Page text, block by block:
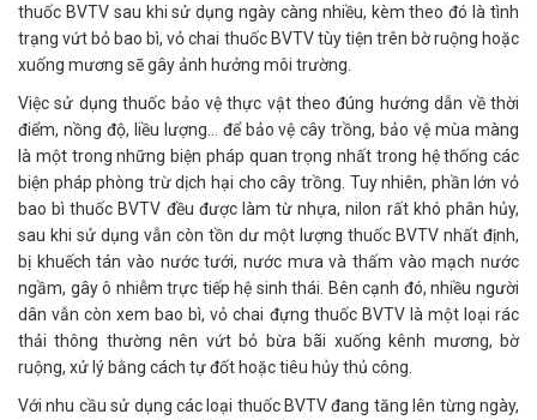
thuốc BVTV sau khi sử dụng ngày càng nhiều, kèm theo đó là tình
trạng vứt bỏ bao bì, vỏ chai thuốc BVTV tùy tiện trên bờ ruộng hoặc
xuống mương sẽ gây ảnh hưởng môi trường.
Việc sử dụng thuốc bảo vệ thực vật theo đúng hướng dẫn về thời
điểm, nồng độ, liều lượng... để bảo vệ cây trồng, bảo vệ mùa màng
là một trong những biện pháp quan trọng nhất trong hệ thống các
biện pháp phòng trừ dịch hại cho cây trồng. Tuy nhiên, phần lớn vỏ
bao bì thuốc BVTV đều được làm từ nhựa, nilon rất khó phân hủy,
sau khi sử dụng vẫn còn tồn dư một lượng thuốc BVTV nhất định,
bị khuếch tán vào nước tưới, nước mưa và thấm vào mạch nước
ngầm, gây ô nhiễm trực tiếp hệ sinh thái. Bên cạnh đó, nhiều người
dân vẫn còn xem bao bì, vỏ chai đựng thuốc BVTV là một loại rác
thải thông thường nên vứt bỏ bừa bãi xuống kênh mương, bờ
ruộng, xử lý bằng cách tự đốt hoặc tiêu hủy thủ công.
Với nhu cầu sử dụng các loại thuốc BVTV đang tăng lên từng ngày,